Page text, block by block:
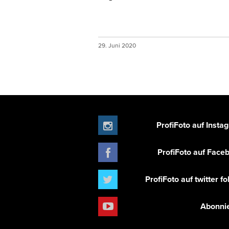
29. Juni 2020
ProfiFoto auf
ProfiFoto auf
ProfiFoto auf twitter